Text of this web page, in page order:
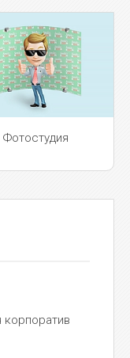
Фотостудия
корпоратив